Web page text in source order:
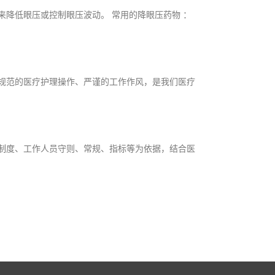
低眼压或控制眼压波动。 常用的降眼压药物 ：
范的医疗护理操作、严谨的工作作风，是我们医疗
、工作人员守则、常规、指标等为依据，结合医